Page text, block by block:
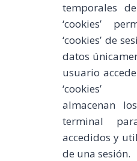
temporales
‘cookies’
‘cookies’ de
datos
usuario
‘cookies’
almacenan
terminal
accedidos y
de una sesión.